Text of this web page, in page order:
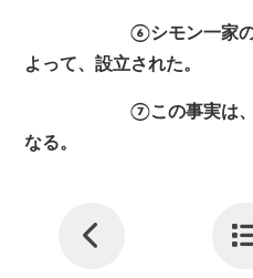
⑥シモン一家のよう
よって、設立された。
⑦この事実は、私た
なる。